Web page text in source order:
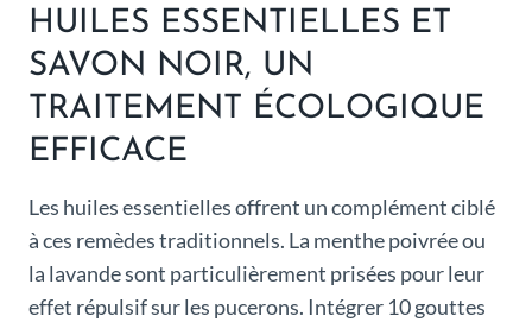
HUILES ESSENTIELLES ET
SAVON NOIR, UN
TRAITEMENT ÉCOLOGIQUE
EFFICACE
Les huiles essentielles offrent un complément ciblé
à ces remèdes traditionnels. La menthe poivrée ou
la lavande sont particulièrement prisées pour leur
effet répulsif sur les pucerons. Intégrer 10 gouttes